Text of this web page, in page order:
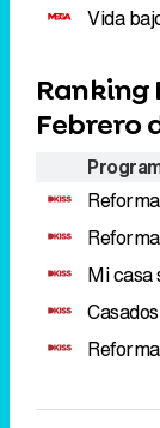
Vida
Ranking
Febrero
Mi casa